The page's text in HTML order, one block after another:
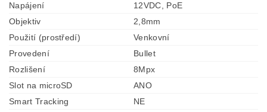
Napájení
12VDC, PoE
Objektiv
2,8mm
Použití (prostředí)
Venkovní
Provedení
Bullet
Rozlišení
8Mpx
Slot na microSD
ANO
Smart Tracking
NE